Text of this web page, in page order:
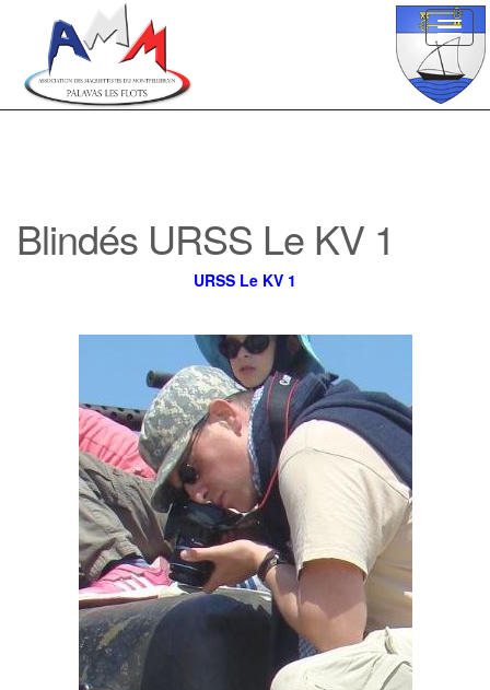
Blindés URSS Le KV 1
URSS Le KV 1